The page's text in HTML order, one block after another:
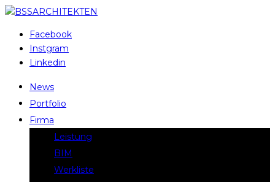
Facebook
Instgram
Linkedin
News
Portfolio
Firma
Leistung
BIM
Werkliste